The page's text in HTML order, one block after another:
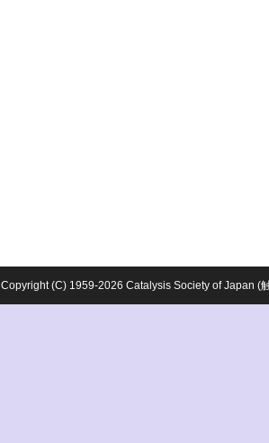
Copyright (C) 1959-2026 Catalysis Society of Japan (